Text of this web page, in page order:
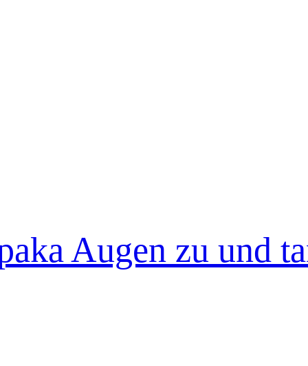
Augen zu und